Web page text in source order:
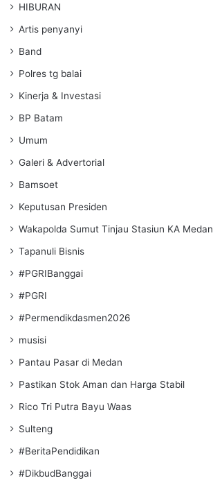
HIBURAN
Artis penyanyi
Band
Polres tg balai
Kinerja & Investasi
BP Batam
Umum
Galeri & Advertorial
Bamsoet
Keputusan Presiden
Wakapolda Sumut Tinjau Stasiun KA Medan
Tapanuli Bisnis
#PGRIBanggai
#PGRI
#Permendikdasmen2026
musisi
Pantau Pasar di Medan
Pastikan Stok Aman dan Harga Stabil
Rico Tri Putra Bayu Waas
Sulteng
#BeritaPendidikan
#DikbudBanggai